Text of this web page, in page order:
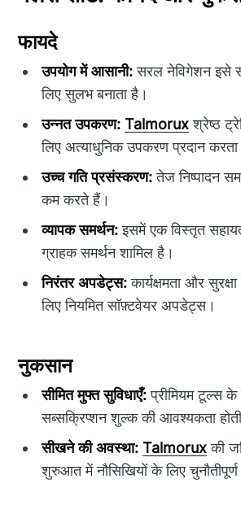
फायदे
उपयोग में आसानी:सरल नेविगेशन इसे
लिए सुलभ बनाता है।
उन्नत उपकरण: Talmoruxश्रेष्ठ
लिए अत्याधुनिक उपकरण प्रदान करता
उच्च गति प्रसंस्करण:तेज निष्पादन
कम करते हैं।
व्यापक समर्थन:इसमें एक विस्तृत
ग्राहक समर्थन शामिल है।
निरंतर अपडेट्स:कार्यक्षमता और
लिए नियमित सॉफ़्टवेयर अपडेट्स।
नुकसान
सीमित मुफ्त सुविधाएँ:प्रीमियम टूल्स के
सब्सक्रिप्शन शुल्क की आवश्यकता
सीखने की अवस्था: Talmoruxकी
शुरुआत में नौसिखियों के लिए